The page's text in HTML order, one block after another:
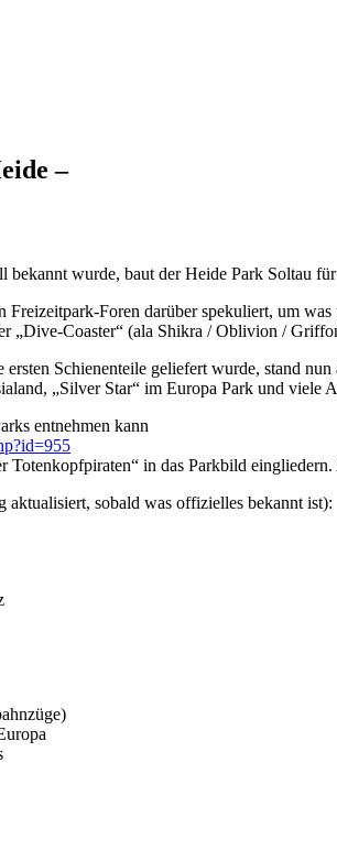
–
bekannt wurde, baut der Heide Park Soltau
Freizeitpark-Foren darüber spekuliert, um
„Dive-Coaster“ (ala Shikra / Oblivion /
ersten Schienenteile geliefert wurde, stand
„Silver Star“ im Europa Park und viele
entnehmen kann
Totenkopfpiraten“ in das Parkbild
aktualisiert, sobald was offizielles bekannt ist):